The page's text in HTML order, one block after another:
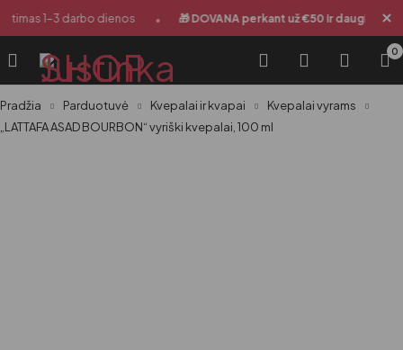
1-3 darbo dienos 🎁 DOVANA perkant už €50 ir daugiau •
0
Pradžia Parduotuvė Kvepalai ir kvapai
Kvepalai vyrams
„LATTAFA ASAD BOURBON“ vyriški kvepalai, 100 ml